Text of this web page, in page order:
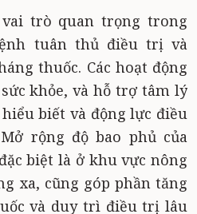
trò quan trọng trong
tuân thủ điều trị và
thuốc. Các hoạt động
khỏe, và hỗ trợ tâm lý
biết và động lực điều
rộng độ bao phủ của
biệt là ở khu vực nông
xa, cũng góp phần tăng
và duy trì điều trị lâu